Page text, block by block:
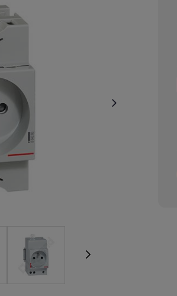
elektrycznych
mocy
bezpiecznikowe do wkładek cylindrycznych
akcesoria
instalacyjne
bezpiecznikowe D0
i przełączniki
modułowe
pomocnicze
łączeniowe widełkowe i sztyftowe
bezpiecznikowe cylindryczne
bezpiecznikowe cylindryczne miniaturowe
i bloki różnicowoprądowe
nadmiarowoprądowe
przeciwpożarowe
różnicowoprądowe z członem nadprądowym
selektywne
taryfowe